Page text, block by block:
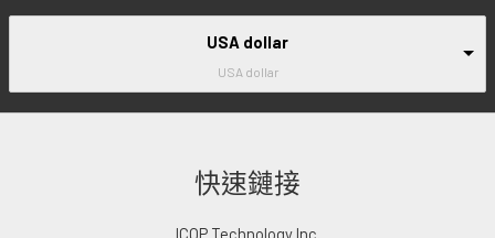
USA dollar
USA dollar
快速鏈接
ICOP Technology Inc.